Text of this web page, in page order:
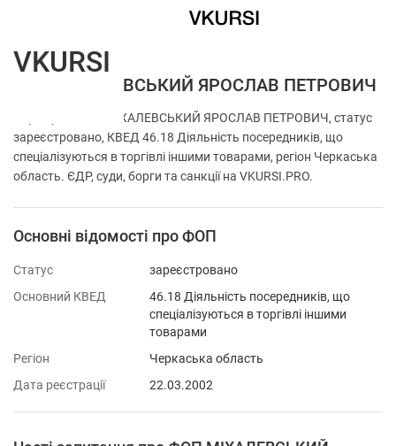
ФОП МІХАЛЕВСЬКИЙ ЯРОСЛАВ ПЕТРОВИЧ
Перевірка ФОП МІХАЛЕВСЬКИЙ ЯРОСЛАВ ПЕТРОВИЧ, статус
зареєстровано, КВЕД 46.18 Діяльність посередників, що
спеціалізуються в торгівлі іншими товарами, регіон Черкаська
область. ЄДР, суди, борги та санкції на VKURSI.PRO.
Основні відомості про ФОП
Статус
зареєстровано
Основний КВЕД
46.18 Діяльність посередників, що
спеціалізуються в торгівлі іншими
товарами
Регіон
Черкаська область
Дата реєстрації
22.03.2002
VKURSI